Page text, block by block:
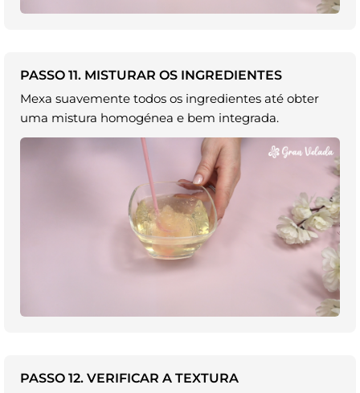
PASSO 11. MISTURAR OS INGREDIENTES
Mexa suavemente todos os ingredientes até obter
uma mistura homogénea e bem integrada.
PASSO 12. VERIFICAR A TEXTURA